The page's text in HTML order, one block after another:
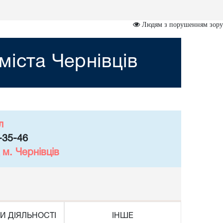
Людям з порушенням зору
Чернівців
35-46
Чернівців
ДІЯЛЬНОСТІ ІНШЕ